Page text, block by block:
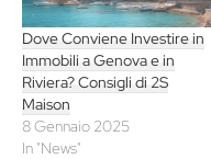
Dove Conviene Investire in
Immobili a Genova e in
Riviera? Consigli di 2S
Maison
8 Gennaio 2025
In "News"